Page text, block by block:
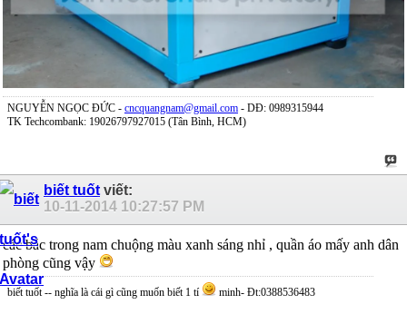
NGUYỄN NGỌC ĐỨC - cncquangnam@gmail.com - DĐ: 0989315944
TK Techcombank: 19026797927015 (Tân Bình, HCM)
biết tuốt viết:
10-11-2014 10:27:57 PM
các bác trong nam chuộng màu xanh sáng nhỉ , quần áo mấy anh dân
phòng cũng vậy
biết tuốt -- nghĩa là cái gì cũng muốn biết 1 tí minh- Đt:0388536483